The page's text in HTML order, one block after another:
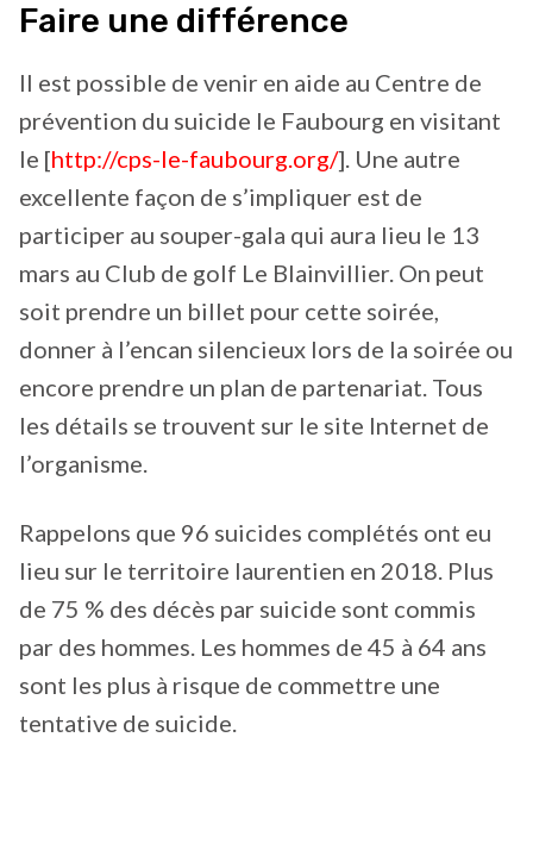
Faire une différence
Il est possible de venir en aide au Centre de
prévention du suicide le Faubourg en visitant
le [http://cps-le-faubourg.org/]. Une autre
excellente façon de s’impliquer est de
participer au souper-gala qui aura lieu le 13
mars au Club de golf Le Blainvillier. On peut
soit prendre un billet pour cette soirée,
donner à l’encan silencieux lors de la soirée ou
encore prendre un plan de partenariat. Tous
les détails se trouvent sur le site Internet de
l’organisme.
Rappelons que 96 suicides complétés ont eu
lieu sur le territoire laurentien en 2018. Plus
de 75 % des décès par suicide sont commis
par des hommes. Les hommes de 45 à 64 ans
sont les plus à risque de commettre une
tentative de suicide.